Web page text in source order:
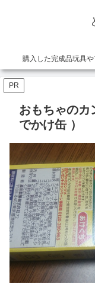
購入した完成品玩具
PR
おもちゃのカ
でかけ缶 ）